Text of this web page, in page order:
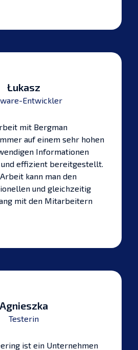
Łukasz
Entwickler
mit Bergman
auf einem sehr hohen
Informationen
effizient bereitgestellt.
kann man den
und gleichzeitig
mit den Mitarbeitern
Agnieszka
Testerin
ist ein Unternehmen